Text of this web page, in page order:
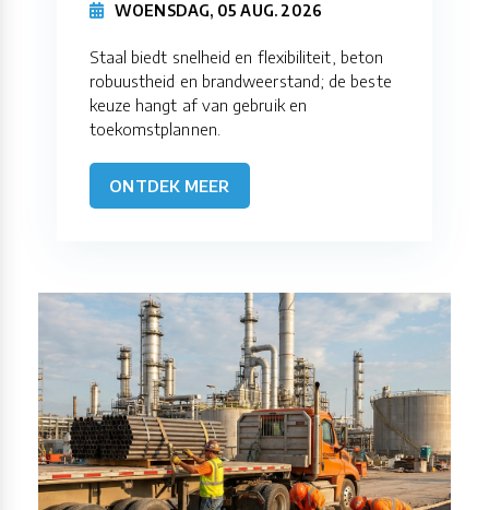
WOENSDAG, 05 AUG. 2026
Staal biedt snelheid en flexibiliteit, beton
robuustheid en brandweerstand; de beste
keuze hangt af van gebruik en
toekomstplannen.
ONTDEK MEER